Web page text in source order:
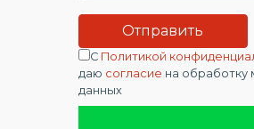
С Политикой
даю согласие на обработку
данных